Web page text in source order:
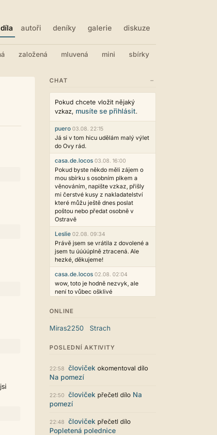
díla autoři deníky galerie diskuze
založená mluvená mini sbírky
CHAT −
Pokud chcete vložit nějaký
vzkaz, musíte se přihlásit.
puero 03.08. 22:15
Já si v tom hicu udělám malý výlet
do Ovy rád.
casa.de.locos 03.08. 16:00
Pokud byste někdo měli zájem o
mou sbírku s osobním plkem a
věnováním, napište vzkaz, přišly
mi čerstvé kusy z nakladatelství
které můžu ještě dnes poslat
poštou nebo předat osobně v
Ostravě
Leslie 02.08. 09:34
Právě jsem se vrátila z dovolené a
jsem tu úúúúplně ztracená. Ale
hezké, děkujeme!
casa.de.locos 02.08. 02:04
wow, toto je hodně nezvyk, ale
není to vůbec ošklivé
Už i počet přečtení jde vidět,
reklama co zasahovala do chatu je
myslím také už v pořádku,
Líbí se mi tmavá varianta nového
vzhledu. Na některých místech
jsou sice mezi prvky příliš velké
určitě to půjde upravit místním
stylem... Celkově je styl dobře
puero 29.07. 11:53
ONLINE
Miras2250 Strach
POSLEDNÍ AKTIVITY
22:58 človiček okomentoval dílo
Na pomezí
22:50 človiček přečetl dílo Na
pomezí
22:48 človiček přečetl dílo
Popletená polednice